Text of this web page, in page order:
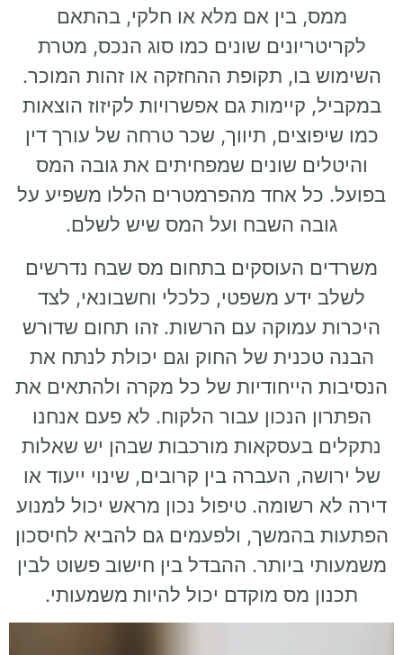
ממס, בין אם מלא או חלקי, בהתאם
לקריטריונים שונים כמו סוג הנכס, מטרת
השימוש בו, תקופת ההחזקה או זהות המוכר.
במקביל, קיימות גם אפשרויות לקיזוז הוצאות
כמו שיפוצים, תיווך, שכר טרחה של עורך דין
והיטלים שונים שמפחיתים את גובה המס
בפועל. כל אחד מהפרמטרים הללו משפיע על
גובה השבח ועל המס שיש לשלם.
משרדים העוסקים בתחום מס שבח נדרשים
לשלב ידע משפטי, כלכלי וחשבונאי, לצד
היכרות עמוקה עם הרשות. זהו תחום שדורש
הבנה טכנית של החוק וגם יכולת לנתח את
הנסיבות הייחודיות של כל מקרה ולהתאים את
הפתרון הנכון עבור הלקוח. לא פעם אנחנו
נתקלים בעסקאות מורכבות שבהן יש שאלות
של ירושה, העברה בין קרובים, שינוי ייעוד או
דירה לא רשומה. טיפול נכון מראש יכול למנוע
הפתעות בהמשך, ולפעמים גם להביא לחיסכון
משמעותי ביותר. ההבדל בין חישוב פשוט לבין
תכנון מס מוקדם יכול להיות משמעותי.